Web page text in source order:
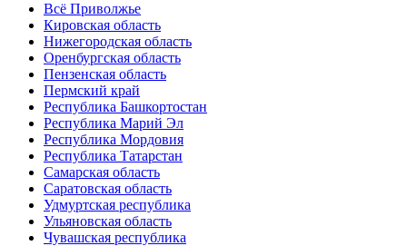
Всё Приволжье
Кировская область
Нижегородская область
Оренбургская область
Пензенская область
Пермский край
Республика Башкортостан
Республика Марий Эл
Республика Мордовия
Республика Татарстан
Самарская область
Саратовская область
Удмуртская республика
Ульяновская область
Чувашская республика